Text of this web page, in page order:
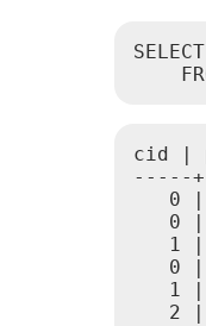
cid |
-----
0
0
1
0
1
2